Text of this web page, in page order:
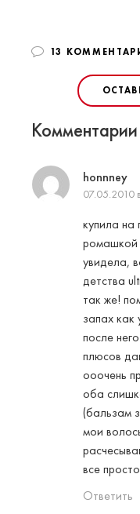
13
Комментарии
honnney
07.05.2010
купила на
ромашкой
увидела,
детства
так же!
запах
после
плюсов
ооочень
оба
(бальзам
мои
все
Ответить